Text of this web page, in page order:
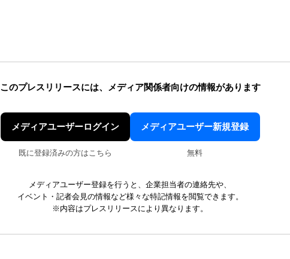
このプレスリリースには、 メディア関係者向けの情報があります
メディアユーザーログイン
既に登録済みの方はこちら
メディアユーザー新規登録
無料
メディアユーザー登録を行うと、企業担当者の連絡先や、
イベント・記者会見の情報など様々な特記情報を閲覧できます。
※内容はプレスリリースにより異なります。